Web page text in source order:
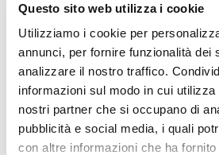
Questo sito web utilizza i cookie
Utilizziamo i cookie per
annunci, per fornire funzionalità dei
analizzare il nostro traffico.
informazioni sul modo in cui
nostri partner che si occupano di
pubblicità e social media, i quali
con altre informazioni che ha
Contatti
Vai a Diemme Filtration
Il Rapporto Rifiuti Urbani 2020,
dall’ISPRA (scaricabilequi),
2018 l’attività di depurazione
abbia originato più di 3,1
fanghi.L’Emilia-Romagna
regione con il maggior